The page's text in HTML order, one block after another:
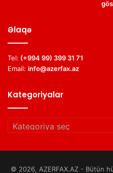
Əlaqə
Tel: (+994 99) 399 31 71
Email: info@azerfax.az
Kategoriyalar
Kategoriyalar
© 2026, AZERFAX.AZ - Bütün